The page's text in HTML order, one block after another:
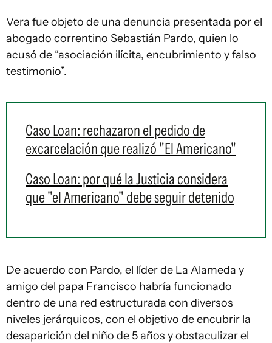
Vera fue objeto de una denuncia presentada por el
abogado correntino Sebastián Pardo, quien lo
acusó de “asociación ilícita, encubrimiento y falso
testimonio”.
Caso Loan: rechazaron el pedido de
excarcelación que realizó "El Americano"
Caso Loan: por qué la Justicia considera
que "el Americano" debe seguir detenido
De acuerdo con Pardo, el líder de La Alameda y
amigo del papa Francisco habría funcionado
dentro de una red estructurada con diversos
niveles jerárquicos, con el objetivo de encubrir la
desaparición del niño de 5 años y obstaculizar el